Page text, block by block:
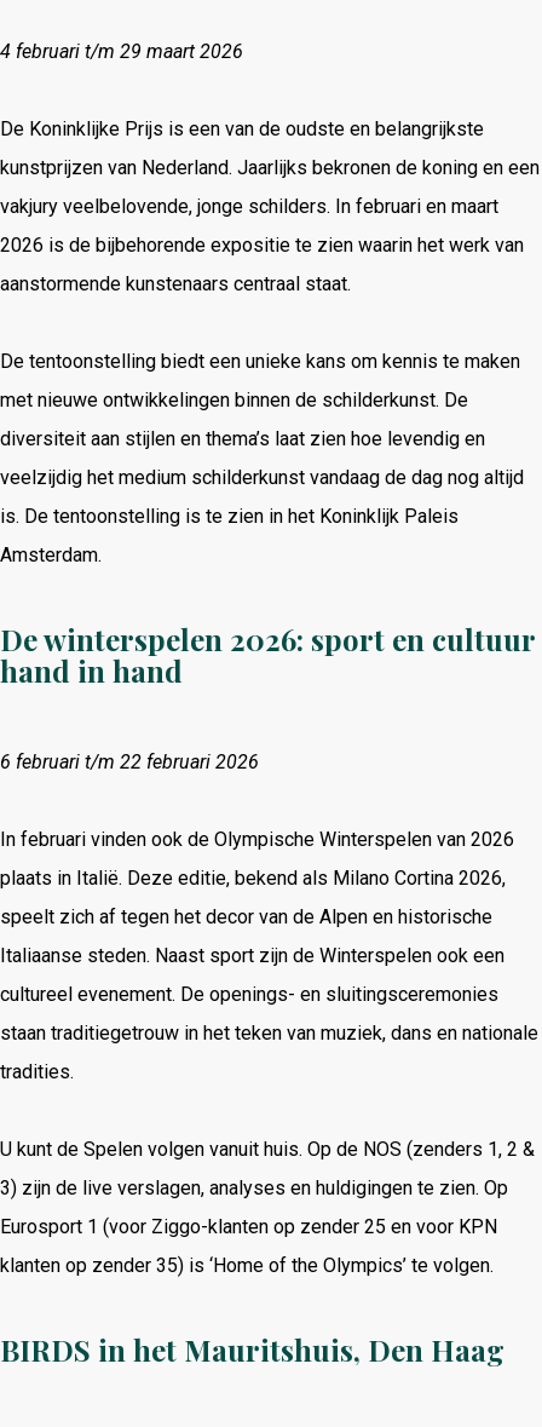
4 februari t/m 29 maart 2026
De Koninklijke Prijs is een van de oudste en belangrijkste
kunstprijzen van Nederland. Jaarlijks bekronen de koning en een
vakjury veelbelovende, jonge schilders. In februari en maart
2026 is de bijbehorende expositie te zien waarin het werk van
aanstormende kunstenaars centraal staat.
De tentoonstelling biedt een unieke kans om kennis te maken
met nieuwe ontwikkelingen binnen de schilderkunst. De
diversiteit aan stijlen en thema’s laat zien hoe levendig en
veelzijdig het medium schilderkunst vandaag de dag nog altijd
is. De tentoonstelling is te zien in het Koninklijk Paleis
Amsterdam.
De winterspelen 2026: sport en cultuur
hand in hand
6 februari t/m 22 februari 2026
In februari vinden ook de Olympische Winterspelen van 2026
plaats in Italië. Deze editie, bekend als Milano Cortina 2026,
speelt zich af tegen het decor van de Alpen en historische
Italiaanse steden. Naast sport zijn de Winterspelen ook een
cultureel evenement. De openings- en sluitingsceremonies
staan traditiegetrouw in het teken van muziek, dans en nationale
tradities.
U kunt de Spelen volgen vanuit huis. Op de NOS (zenders 1, 2 &
3) zijn de live verslagen, analyses en huldigingen te zien. Op
Eurosport 1 (voor Ziggo-klanten op zender 25 en voor KPN
klanten op zender 35) is ‘Home of the Olympics’ te volgen.
BIRDS in het Mauritshuis, Den Haag